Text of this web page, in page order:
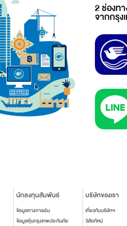
2 ช่องท
จากกรุ
นักลงทุนสัมพันธ์
ข้อมูลทางการเงิน
ข้อมูลหุ้นกรุงเทพประกันภัย
บริษัทของเรา
เกี่ยวกับบริษัทฯ
วิสัยทัศน์